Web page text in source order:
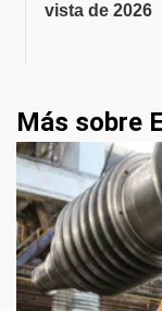
vista de 2026
Más sobre